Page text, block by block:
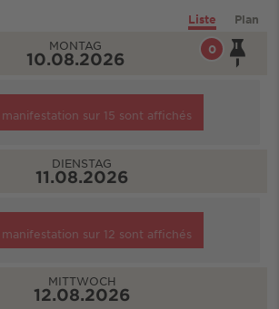
Liste Plan
0
MONTAG
10.08.2026
manifestation sur 15 sont affichés
DIENSTAG
11.08.2026
manifestation sur 12 sont affichés
MITTWOCH
12.08.2026